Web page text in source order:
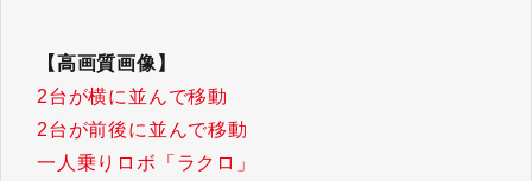
【高画質画像】
2台が横に並んで移動
2台が前後に並んで移動
一人乗りロボ「ラクロ」